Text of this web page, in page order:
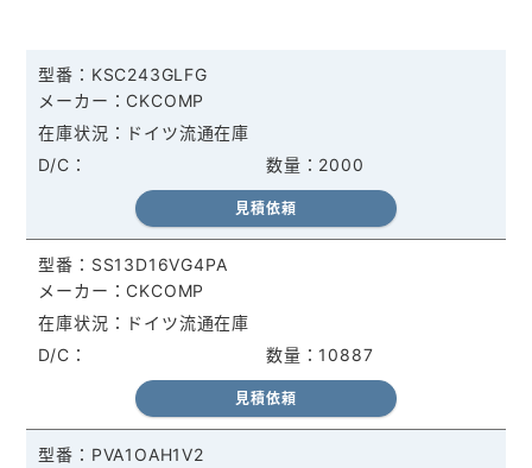
KSC243GLFG
CKCOMP
2000
ドイツ流通在庫
見積依頼
SS13D16VG4PA
CKCOMP
10887
ドイツ流通在庫
見積依頼
PVA1OAH1V2